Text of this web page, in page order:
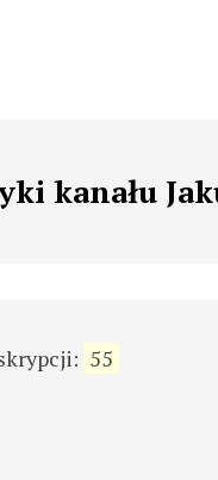
kanału
55